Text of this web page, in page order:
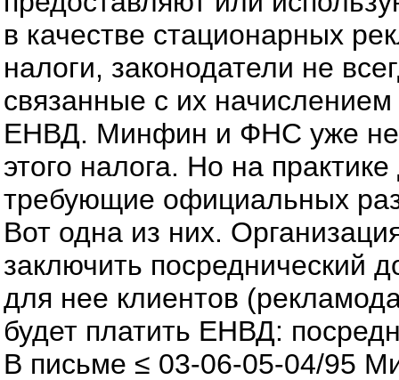
в качестве стационарных
налоги, законодатели не
связанные с их
ЕНВД. Минфин и ФНС уже
этого налога. Но на
требующие официальных
Вот одна из них.
заключить посреднический
для нее клиентов
будет платить ЕНВД:
В письме ≤ 03-06-05-04/95